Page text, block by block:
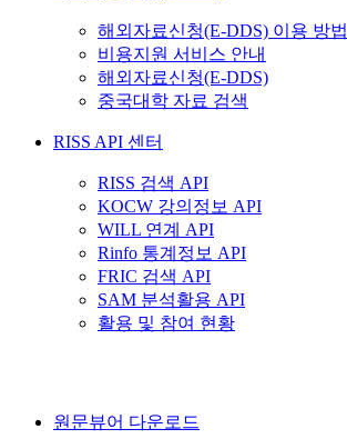
해외자료신청(E-DDS) 이용 방법
비용지원 서비스 안내
해외자료신청(E-DDS)
중국대학 자료 검색
RISS API 센터
RISS 검색 API
KOCW 강의정보 API
WILL 연계 API
Rinfo 통계정보 API
FRIC 검색 API
SAM 분석활용 API
활용 및 참여 현황
원문뷰어 다운로드